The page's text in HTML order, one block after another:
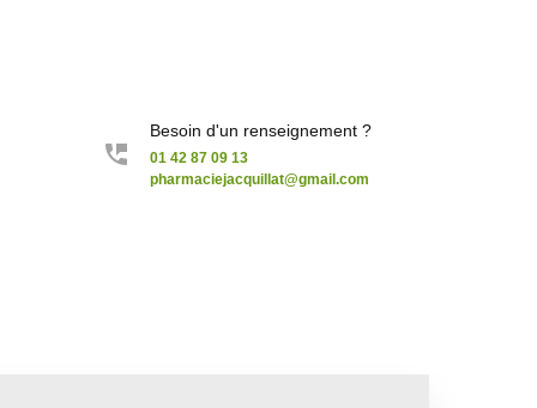
Besoin d'un renseignement ?
01 42 87 09 13
pharmaciejacquillat@gmail.com